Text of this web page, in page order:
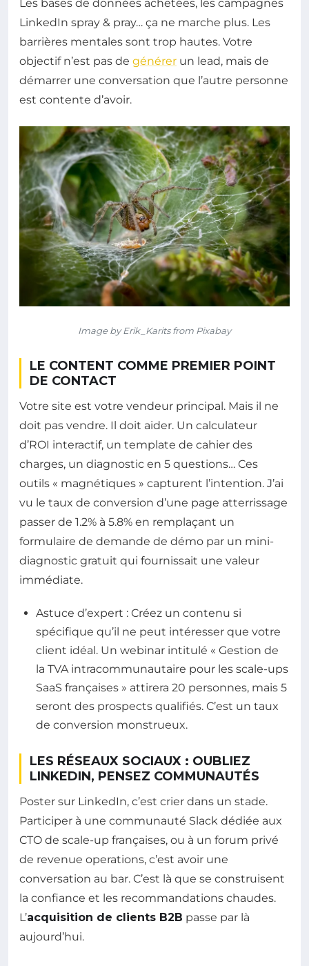
Les bases de données achetées, les campagnes
LinkedIn spray & pray… ça ne marche plus. Les
barrières mentales sont trop hautes. Votre
objectif n’est pas de générer un lead, mais de
démarrer une conversation que l’autre personne
est contente d’avoir.
Image by Erik_Karits from Pixabay
LE CONTENT COMME PREMIER POINT
DE CONTACT
Votre site est votre vendeur principal. Mais il ne
doit pas vendre. Il doit aider. Un calculateur
d’ROI interactif, un template de cahier des
charges, un diagnostic en 5 questions… Ces
outils « magnétiques » capturent l’intention. J’ai
vu le taux de conversion d’une page atterrissage
passer de 1.2% à 5.8% en remplaçant un
formulaire de demande de démo par un mini-
diagnostic gratuit qui fournissait une valeur
immédiate.
Astuce d’expert : Créez un contenu si
spécifique qu’il ne peut intéresser que votre
client idéal. Un webinar intitulé « Gestion de
la TVA intracommunautaire pour les scale-ups
SaaS françaises » attirera 20 personnes, mais 5
seront des prospects qualifiés. C’est un taux
de conversion monstrueux.
LES RÉSEAUX SOCIAUX : OUBLIEZ
LINKEDIN, PENSEZ COMMUNAUTÉS
Poster sur LinkedIn, c’est crier dans un stade.
Participer à une communauté Slack dédiée aux
CTO de scale-up françaises, ou à un forum privé
de revenue operations, c’est avoir une
conversation au bar. C’est là que se construisent
la confiance et les recommandations chaudes.
L’acquisition de clients B2B passe par là
aujourd’hui.